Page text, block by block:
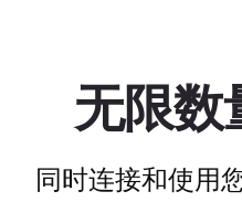
无限
同时连接和使用